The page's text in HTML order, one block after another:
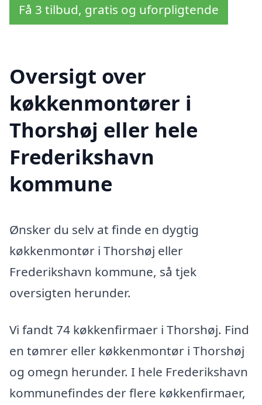
Få 3 tilbud, gratis og uforpligtende
Oversigt over
køkkenmontører i
Thorshøj eller hele
Frederikshavn
kommune
Ønsker du selv at finde en dygtig
køkkenmontør i Thorshøj eller
Frederikshavn kommune, så tjek
oversigten herunder.
Vi fandt 74 køkkenfirmaer i Thorshøj. Find
en tømrer eller køkkenmontør i Thorshøj
og omegn herunder. I hele Frederikshavn
kommunefindes der flere køkkenfirmaer,